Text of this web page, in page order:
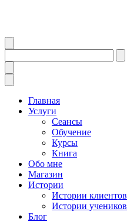
Главная
Услуги
Сеансы
Обучение
Курсы
Книга
Обо мне
Магазин
Истории
Истории клиентов
Истории учеников
Блог